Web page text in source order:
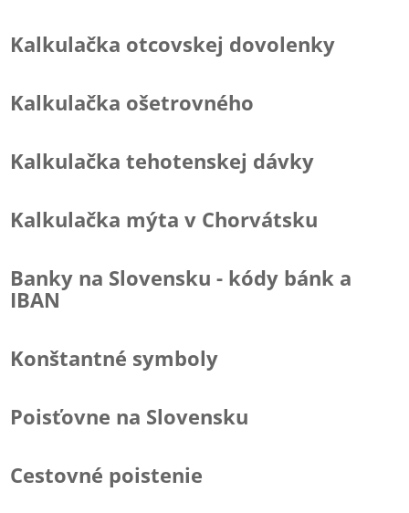
Kalkulačka otcovskej dovolenky
Kalkulačka ošetrovného
Kalkulačka tehotenskej dávky
Kalkulačka mýta v Chorvátsku
Banky na Slovensku - kódy bánk a
IBAN
Konštantné symboly
Poisťovne na Slovensku
Cestovné poistenie